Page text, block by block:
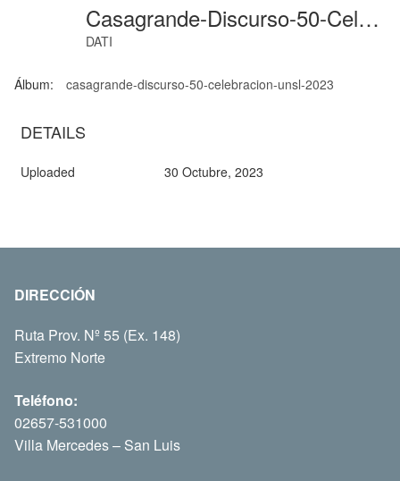
Casagrande-Discurso-50-Celebracion-Unsl- (1)
DATI
Álbum: casagrande-discurso-50-celebracion-unsl-2023
DETAILS
Uploaded 30 Octubre, 2023
DIRECCIÓN
Ruta Prov. Nº 55 (Ex. 148)
Extremo Norte
Teléfono:
02657-531000
Villa Mercedes – San Luis